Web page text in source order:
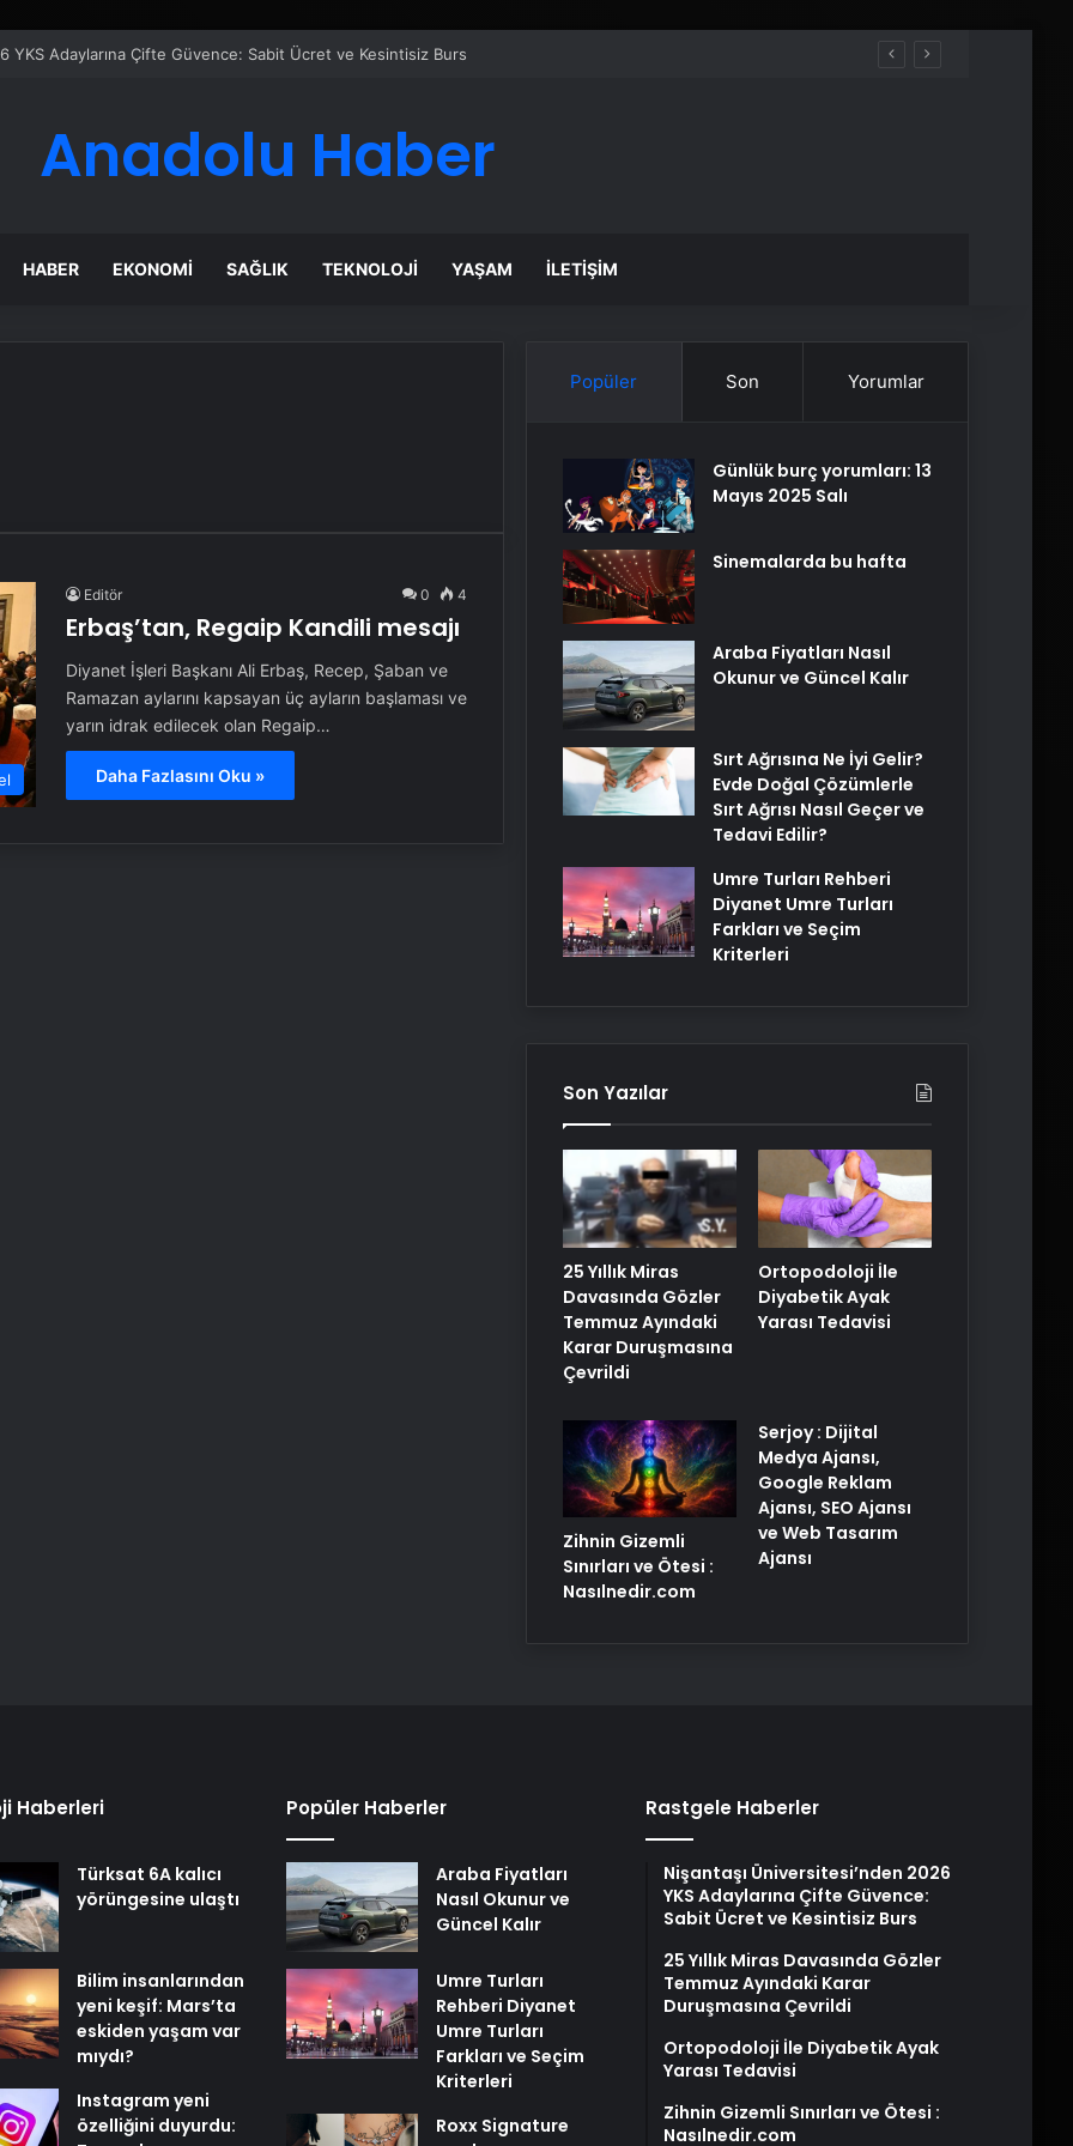
Ayındaki Karar Duruşmasına Çevrildi
Anadolu Haber
HABER EKONOMI SAĞLIK TEKNOLOJI YAŞAM İLETIŞIM
Editör 0 4
Erbaş’tan, Regaip Kandili mesajı
Diyanet İşleri Başkanı Ali Erbaş, Recep, Şaban ve
Ramazan aylarını kapsayan üç ayların başlaması ve
yarın idrak edilecek olan Regaip…
Daha Fazlasını Oku »
Popüler Son Yorumlar
Günlük burç yorumları: 13
Mayıs 2025 Salı
Sinemalarda bu hafta
Araba Fiyatları Nasıl
Okunur ve Güncel Kalır
Sırt Ağrısına Ne İyi Gelir?
Evde Doğal Çözümlerle
Sırt Ağrısı Nasıl Geçer ve
Tedavi Edilir?
Umre Turları Rehberi
Diyanet Umre Turları
Farkları ve Seçim
Kriterleri
Son Yazılar
25 Yıllık Miras
Davasında Gözler
Temmuz Ayındaki
Karar Duruşmasına
Çevrildi
Ortopodoloji İle
Diyabetik Ayak
Yarası Tedavisi
Zihnin Gizemli
Sınırları ve Ötesi :
Nasılnedir.com
Serjoy : Dijital
Medya Ajansı,
Google Reklam
Ajansı, SEO Ajansı
ve Web Tasarım
Ajansı
Haberleri
Türksat 6A kalıcı
yörüngesine ulaştı
Bilim insanlarından
yeni keşif: Mars’ta
eskiden yaşam var
mıydı?
Instagram yeni
özelliğini duyurdu:
Popüler Haberler
Araba Fiyatları
Nasıl Okunur ve
Güncel Kalır
Umre Turları
Rehberi Diyanet
Umre Turları
Farkları ve Seçim
Kriterleri
Roxx Signature
Rastgele Haberler
Nişantaşı Üniversitesi’nden 2026
YKS Adaylarına Çifte Güvence:
Sabit Ücret ve Kesintisiz Burs
25 Yıllık Miras Davasında Gözler
Temmuz Ayındaki Karar
Duruşmasına Çevrildi
Ortopodoloji İle Diyabetik Ayak
Yarası Tedavisi
Zihnin Gizemli Sınırları ve Ötesi :
Nasılnedir.com